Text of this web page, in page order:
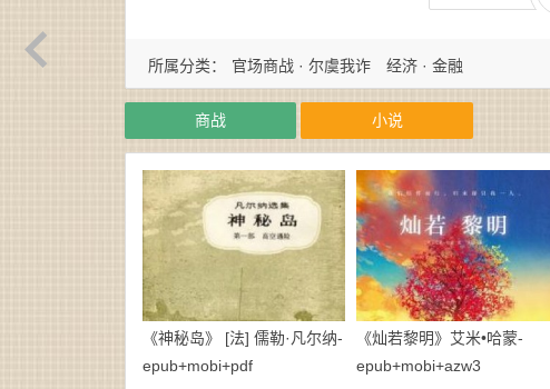
所属分类： 官场商战 · 尔虞我诈 经济 · 金融
商战 小说
《神秘岛》 [法] 儒勒·凡尔纳-
epub+mobi+pdf
《灿若黎明》艾米•哈蒙-
epub+mobi+azw3